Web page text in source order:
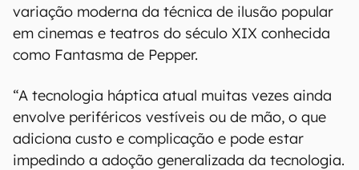
variação moderna da técnica de ilusão popular
em cinemas e teatros do século XIX conhecida
como Fantasma de Pepper.
“A tecnologia háptica atual muitas vezes ainda
envolve periféricos vestíveis ou de mão, o que
adiciona custo e complicação e pode estar
impedindo a adoção generalizada da tecnologia.